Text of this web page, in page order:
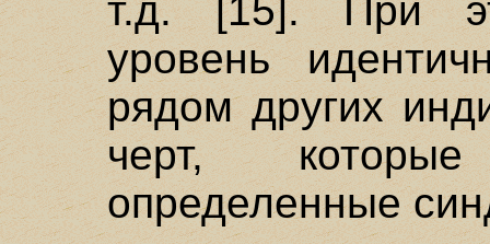
т.д. [15]. При
уровень
рядом других
черт,
определенные